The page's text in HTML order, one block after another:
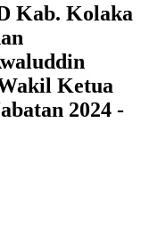
Kab. Kolaka
Ketua
2024 -